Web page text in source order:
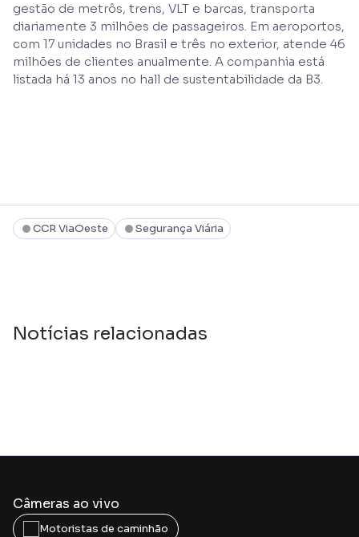
gestão de metrôs, trens, VLT e barcas, transporta
diariamente 3 milhões de passageiros. Em aeroportos,
com 17 unidades no Brasil e três no exterior, atende 46
milhões de clientes anualmente. A companhia está
listada há 13 anos no hall de sustentabilidade da B3.
CCR ViaOeste Segurança Viária
Notícias relacionadas
Câmeras ao vivo
Motoristas de caminhão